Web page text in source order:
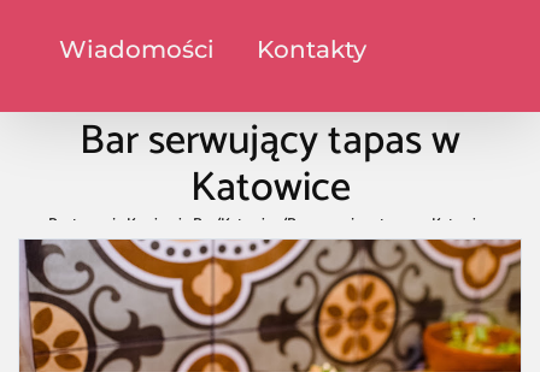
Wiadomości Kontakty
Bar serwujący tapas w
Katowice
Restauracja Kawiarnia Bar /Katowice /Bar serwujący tapas w Katowice